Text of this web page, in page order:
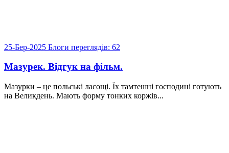
25-Бер-2025 Блоги переглядів: 62
Мазурек. Відгук на фільм.
Мазурки – це польські ласощі. Їх тамтешні господині готують
на Великдень. Мають форму тонких коржів...